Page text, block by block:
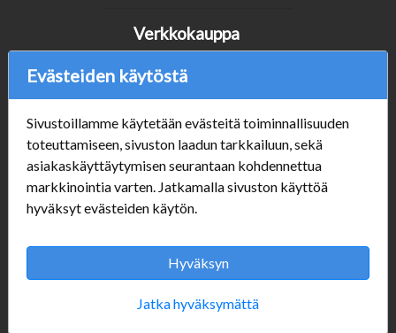
Verkkokauppa
#porvoonsithlord
Tilaus- ja toimitusehdot
ALE TUOTTEET
Mannerheiminkatu 10
Aukioloajat:
Evästeiden käytöstä
Sivustoillamme käytetään evästeitä toiminnallisuuden
toteuttamiseen, sivuston laadun tarkkailuun, sekä
asiakaskäyttäytymisen seurantaan kohdennettua
markkinointia varten. Jatkamalla sivuston käyttöä
hyväksyt evästeiden käytön.
Hyväksyn
Jatka hyväksymättä